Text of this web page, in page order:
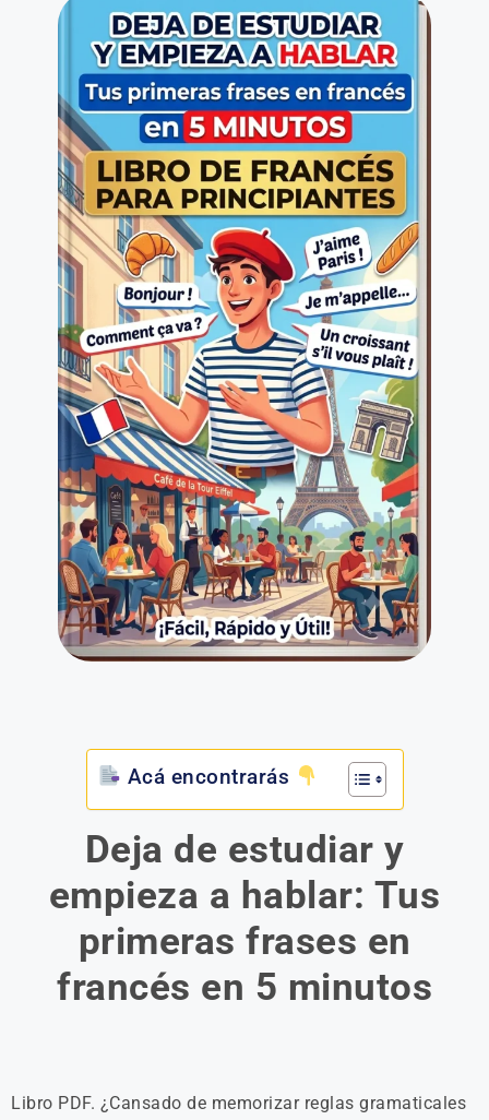
Acá encontrarás
Deja de estudiar y
empieza a hablar: Tus
primeras frases en
francés en 5 minutos
Libro PDF. ¿Cansado de memorizar reglas gramaticales